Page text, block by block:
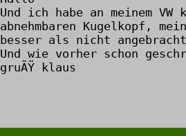
Und ich habe an meinem
abnehmbaren Kugelkopf,
besser als nicht
Und wie vorher schon
gruÃŸ klaus